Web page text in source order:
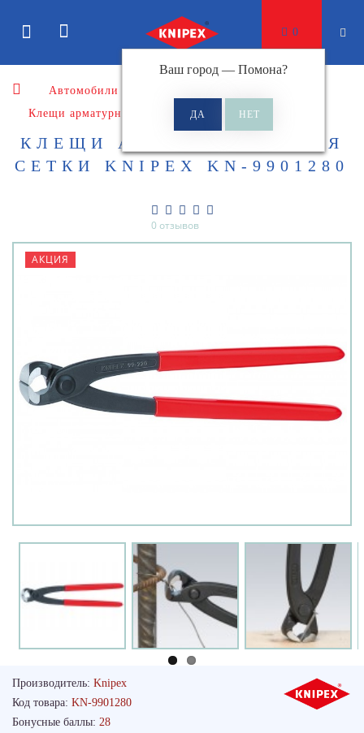
Ваш город — Помона?
0
Автомобили
Клещи арматурные для сетки
КЛЕЩИ АРМАТУРНЫЕ ДЛЯ
СЕТКИ KNIPEX KN-9901280
0 отзывов
АКЦИЯ
Производитель: Knipex
Код товара: KN-9901280
Бонусные баллы: 28